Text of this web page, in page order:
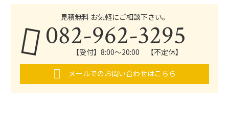
見積無料 お気軽にご相談下さい。
082-962-3295
【受付】8:00～20:00 【不定休】
メールでのお問い合わせはこちら